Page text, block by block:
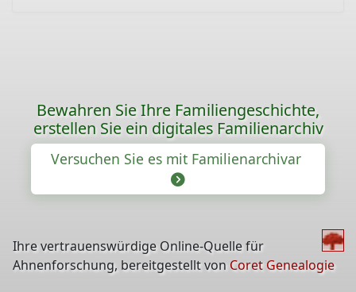
Bewahren Sie Ihre Familiengeschichte,
erstellen Sie ein digitales Familienarchiv
Versuchen Sie es mit Familienarchivar
Ihre vertrauenswürdige Online-Quelle für
Ahnenforschung, bereitgestellt von Coret Genealogie